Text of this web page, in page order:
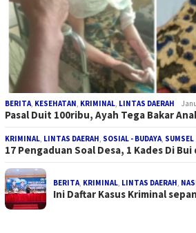
BERITA, KESEHATAN, KRIMINAL, LINTAS DAERAH
Pasal Duit 100ribu, Ayah Tega Bakar
KRIMINAL, LINTAS DAERAH, SOSIAL - BUDAYA, SUMSEL
17 Pengaduan Soal Desa, 1 Kades Di
BERITA, KRIMINAL, LINTAS DAERAH,
Ini Daftar Kasus Kriminal